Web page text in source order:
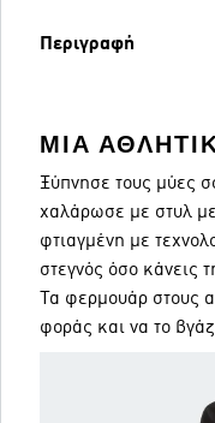
Περιγραφή
ΜΙΑ
Ξύπνησε τους μύες
χαλάρωσε με στυλ
φτιαγμένη με
στεγνός όσο κάνεις
Τα φερμουάρ στους
φοράς και να το